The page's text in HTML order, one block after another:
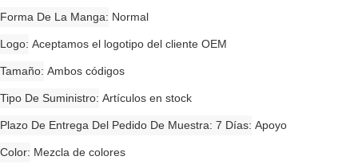
Forma De La Manga Normal
Logo Aceptamos el logotipo del cliente OEM
Tamaño Ambos códigos
Tipo De Suministro Artículos en stock
Plazo De Entrega Del Pedido De Muestra: 7 Días Apoyo
Color Mezcla de colores